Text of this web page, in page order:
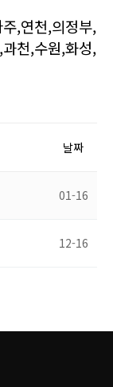
,연천,의정부,
천,수원,화성,
날짜
01-16
12-16